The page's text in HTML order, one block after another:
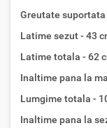
Greutate suportata
Latime sezut - 43
Latime totala - 62
Inaltime pana la
Lumgime totala -
Inaltime pana la